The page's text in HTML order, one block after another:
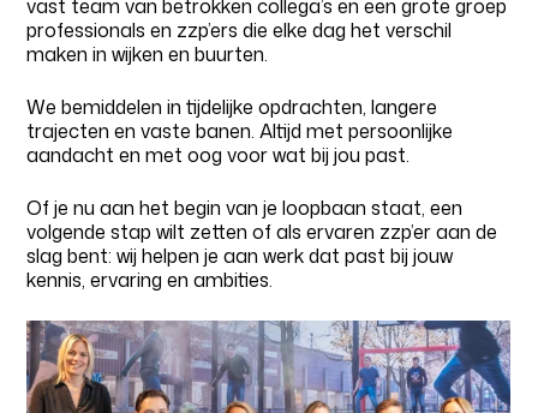
vast team van betrokken collega’s en een grote groep
professionals en zzp’ers die elke dag het verschil
maken in wijken en buurten.
We bemiddelen in tijdelijke opdrachten, langere
trajecten en vaste banen. Altijd met persoonlijke
aandacht en met oog voor wat bij jou past.
Of je nu aan het begin van je loopbaan staat, een
volgende stap wilt zetten of als ervaren zzp’er aan de
slag bent: wij helpen je aan werk dat past bij jouw
kennis, ervaring en ambities.